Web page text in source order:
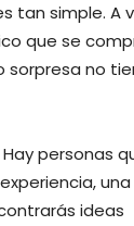
tan simple. A
que se
sorpresa no
personas
ideas